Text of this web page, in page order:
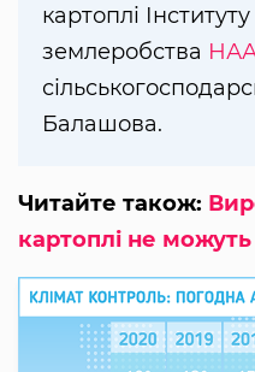
картоплі
землеробства
Балашова.
Читайте також:
картоплі не